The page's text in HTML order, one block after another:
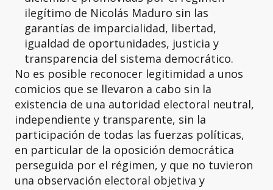
ilegítimo de Nicolás Maduro sin las
garantías de imparcialidad, libertad,
igualdad de oportunidades, justicia y
transparencia del sistema democrático.
No es posible reconocer legitimidad a unos
comicios que se llevaron a cabo sin la
existencia de una autoridad electoral neutral,
independiente y transparente, sin la
participación de todas las fuerzas políticas,
en particular de la oposición democrática
perseguida por el régimen, y que no tuvieron
una observación electoral objetiva y